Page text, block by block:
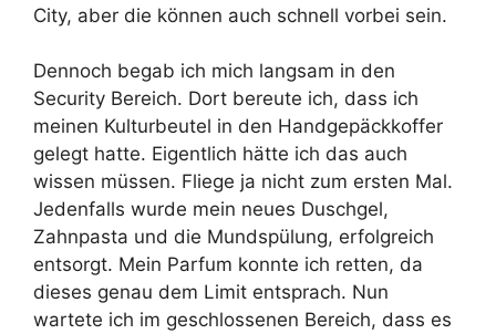
City, aber die können auch schnell vorbei sein.
Dennoch begab ich mich langsam in den
Security Bereich. Dort bereute ich, dass ich
meinen Kulturbeutel in den Handgepäckkoffer
gelegt hatte. Eigentlich hätte ich das auch
wissen müssen. Fliege ja nicht zum ersten Mal.
Jedenfalls wurde mein neues Duschgel,
Zahnpasta und die Mundspülung, erfolgreich
entsorgt. Mein Parfum konnte ich retten, da
dieses genau dem Limit entsprach. Nun
wartete ich im geschlossenen Bereich, dass es